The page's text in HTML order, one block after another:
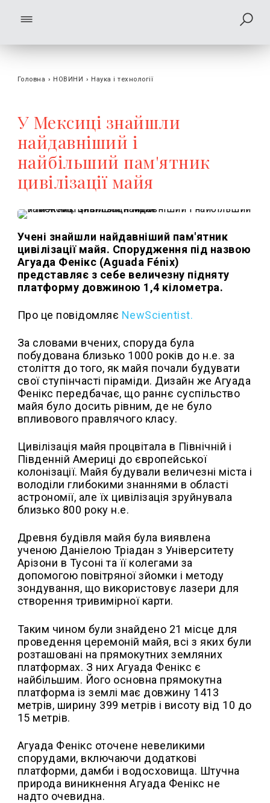
Головна › НОВИНИ › Наука і технології
У Мексиці знайшли
найдавніший і
найбільший пам'ятник
цивілізації майя
Учені знайшли найдавніший пам'ятник
цивілізації майя. Спорудження під назвою
Агуада Фенікс (Aguada Fénix)
представляє з себе величезну підняту
платформу довжиною 1,4 кілометра.
Про це повідомляє NewScientist.
За словами вчених, споруда була
побудована близько 1000 років до н.е. за
століття до того, як майя почали будувати
свої ступінчасті піраміди. Дизайн же Агуада
Фенікс передбачає, що раннє суспільство
майя було досить рівним, де не було
впливового правлячого класу.
Цивілізація майя процвітала в Північній і
Південній Америці до європейської
колонізації. Майя будували величезні міста і
володіли глибокими знаннями в області
астрономії, але їх цивілізація зруйнувала
близько 800 року н.е.
Древня будівля майя була виявлена
ученою Даніелою Тріадан з Університету
Арізони в Тусоні та її колегами за
допомогою повітряної зйомки і методу
зондування, що використовує лазери для
створення тривимірної карти.
Таким чином були знайдено 21 місце для
проведення церемоній майя, всі з яких були
розташовані на прямокутних земляних
платформах. З них Агуада Фенікс є
найбільшим. Його основна прямокутна
платформа із землі має довжину 1413
метрів, ширину 399 метрів і висоту від 10 до
15 метрів.
Агуада Фенікс оточене невеликими
спорудами, включаючи додаткові
платформи, дамби і водосховища. Штучна
природа виникнення Агуада Фенікс не
надто очевидна.